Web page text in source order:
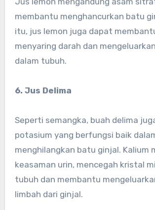
membantu menghancurkan batu
itu, jus lemon juga dapat
menyaring darah dan
dalam tubuh.
6. Jus Delima
Seperti semangka, buah delima
potasium yang berfungsi baik
menghilangkan batu ginjal. Kalium
keasaman urin, mencegah kristal
tubuh dan membantu
limbah dari ginjal.